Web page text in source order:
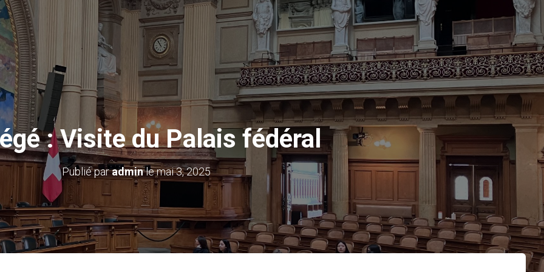
: Visite du Palais fédéral
Publié paradminlemai 3, 2025